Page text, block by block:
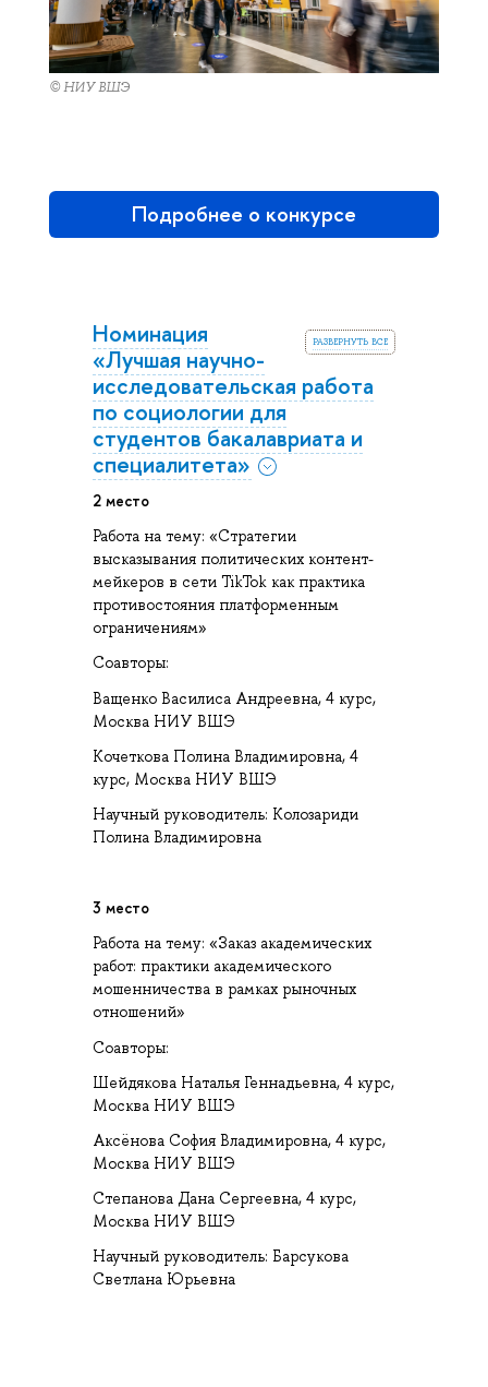
© НИУ ВШЭ
Подробнее о конкурсе
развернуть все
Номинация
«Лучшая научно-
исследовательская работа
по социологии для
студентов бакалавриата и
специалитета»
2 место
Работа на тему: «Стратегии
высказывания политических контент-
мейкеров в сети TikTok как практика
противостояния платформенным
ограничениям»
Соавторы:
Ващенко Василиса Андреевна, 4 курс,
Москва НИУ ВШЭ
Кочеткова Полина Владимировна, 4
курс, Москва НИУ ВШЭ
Научный руководитель: Колозариди
Полина Владимировна
3 место
Работа на тему: «Заказ академических
работ: практики академического
мошенничества в рамках рыночных
отношений»
Соавторы:
Шейдякова Наталья Геннадьевна, 4 курс,
Москва НИУ ВШЭ
Аксёнова София Владимировна, 4 курс,
Москва НИУ ВШЭ
Степанова Дана Сергеевна, 4 курс,
Москва НИУ ВШЭ
Научный руководитель: Барсукова
Светлана Юрьевна